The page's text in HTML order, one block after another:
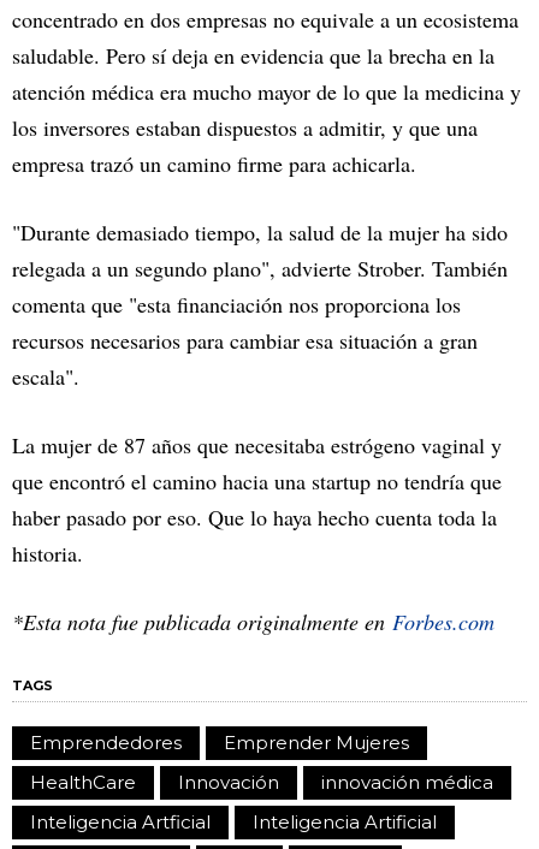
concentrado en dos empresas no equivale a un ecosistema
saludable. Pero sí deja en evidencia que la brecha en la
atención médica era mucho mayor de lo que la medicina y
los inversores estaban dispuestos a admitir, y que una
empresa trazó un camino firme para achicarla.
"Durante demasiado tiempo, la salud de la mujer ha sido
relegada a un segundo plano", advierte Strober. También
comenta que "esta financiación nos proporciona los
recursos necesarios para cambiar esa situación a gran
escala".
La mujer de 87 años que necesitaba estrógeno vaginal y
que encontró el camino hacia una startup no tendría que
haber pasado por eso. Que lo haya hecho cuenta toda la
historia.
*Esta nota fue publicada originalmente en Forbes.com
TAGS
Emprendedores
Emprender Mujeres
HealthCare
Innovación
innovación médica
Inteligencia Artficial
Inteligencia Artificial